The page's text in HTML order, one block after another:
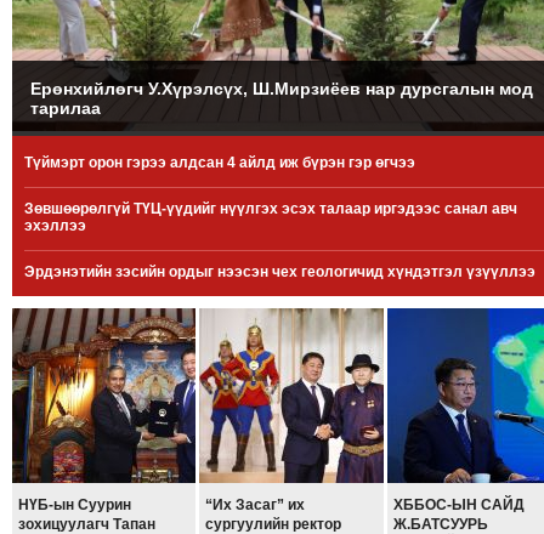
ENTERTAINMENT
ДЭЛХИЙН
БИЗНЕС
МЭДЭЭ
НИЙСЛЭЛ
ТАНИН
МЭДЭХҮЙ
ТЕХНОЛОГИ
ЭРДЭНЭТ
ҮЙЛДВЭРИЙН
ЭРГЭН
ТОЙРОНД
ХАВРЫН
ЧУУЛГАНЫ
ЭРГЭН
ТОЙРОНД
Ерөнхийлөгч У.Хүрэлсүх, Ш.Мирзиёев нар дурсгалын мод
тарилаа
Түймэрт орон гэрээ алдсан 4 айлд иж бүрэн гэр өгчээ
Зөвшөөрөлгүй ТҮЦ-үүдийг нүүлгэх эсэх талаар иргэдээс санал авч
эхэллээ
Эрдэнэтийн зэсийн ордыг нээсэн чех геологичид хүндэтгэл үзүүллээ
НҮБ-ын Суурин
зохицуулагч Тапан
“Их Засаг” их
сургуулийн ректор
ХББОС-ЫН САЙД
Ж.БАТСУУРЬ